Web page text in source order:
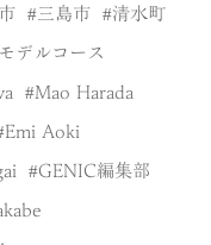
三島市 清水町
モデルコース
Mao Harada
Emi Aoki
GENIC編集部